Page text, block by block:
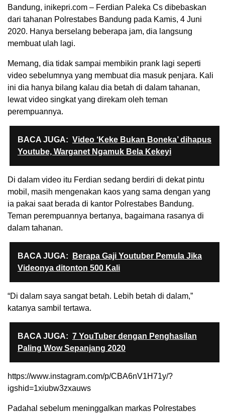
Bandung, inikepri.com – Ferdian Paleka Cs dibebaskan
dari tahanan Polrestabes Bandung pada Kamis, 4 Juni
2020. Hanya berselang beberapa jam, dia langsung
membuat ulah lagi.
Memang, dia tidak sampai membikin prank lagi seperti
video sebelumnya yang membuat dia masuk penjara. Kali
ini dia hanya bilang kalau dia betah di dalam tahanan,
lewat video singkat yang direkam oleh teman
perempuannya.
BACA JUGA: Video ‘Keke Bukan Boneka’ dihapus
Youtube, Warganet Ngamuk Bela Kekeyi
Di dalam video itu Ferdian sedang berdiri di dekat pintu
mobil, masih mengenakan kaos yang sama dengan yang
ia pakai saat berada di kantor Polrestabes Bandung.
Teman perempuannya bertanya, bagaimana rasanya di
dalam tahanan.
BACA JUGA:
Berapa Gaji Youtuber Pemula Jika
Videonya ditonton 500 Kali
“Di dalam saya sangat betah. Lebih betah di dalam,”
katanya sambil tertawa.
BACA JUGA: 7 YouTuber dengan Penghasilan
Paling Wow Sepanjang 2020
https://www.instagram.com/p/CBA6nV1H71y/?
igshid=1xiubw3zxauws
Padahal sebelum meninggalkan markas Polrestabes